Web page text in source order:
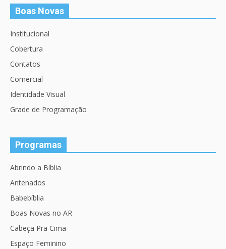
Boas Novas
Institucional
Cobertura
Contatos
Comercial
Identidade Visual
Grade de Programação
Programas
Abrindo a Bíblia
Antenados
Babebíblia
Boas Novas no AR
Cabeça Pra Cima
Espaço Feminino